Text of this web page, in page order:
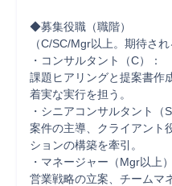
◆募集役職（職階）
（C/SC/Mgr以上。期待さ
・コンサルタント（C）：
課題ヒアリングと提案書作
着実な実行を担う。
・シニアコンサルタント（
案件の主導、クライアント
ションの構築を牽引。
・マネージャー（Mgr以上）
営業戦略の立案、チームマ